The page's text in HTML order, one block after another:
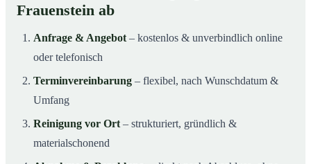
Frauenstein ab
Anfrage & Angebot – kostenlos & unverbindlich online
oder telefonisch
Terminvereinbarung – flexibel, nach Wunschdatum &
Umfang
Reinigung vor Ort – strukturiert, gründlich &
materialschonend